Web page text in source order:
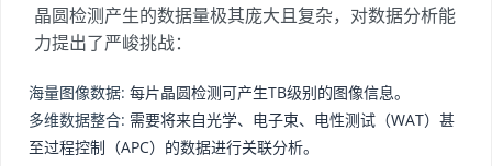
晶圆检测产生的数据量极其庞大且复杂，对数据分析能
力提出了严峻挑战：
海量图像数据: 每片晶圆检测可产生TB级别的图像信息。
多维数据整合: 需要将来自光学、电子束、电性测试（WAT）甚
至过程控制（APC）的数据进行关联分析。